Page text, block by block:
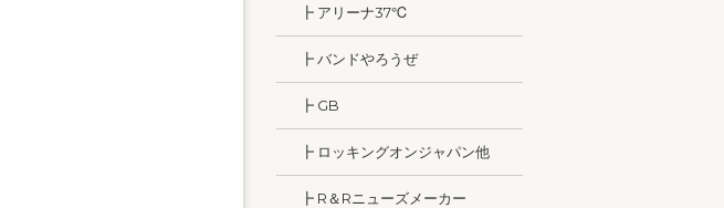
┣ アリーナ37℃
┣ バンドやろうぜ
┣ GB
┣ ロッキングオンジャパン他
┣ R＆Rニューズメーカー